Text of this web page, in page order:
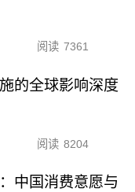
阅读 7361
的全球影响深度
阅读 8204
中国消费意愿与